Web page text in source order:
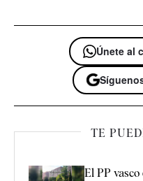
Únete al
TE
El PP